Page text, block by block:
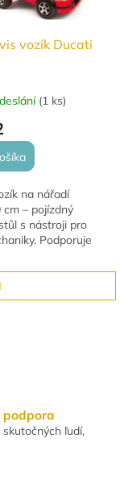
vozík Ducati
(1 ks)
na nářadí
cm – pojízdný
s nástroji pro
Podporuje
dětí.
podpora
ľudí,